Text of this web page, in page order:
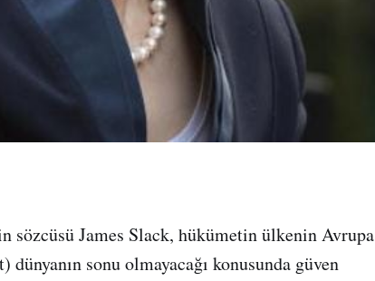
sözcüsü James Slack, hükümetin ülkenin Avrupa
sonu olmayacağı konusunda güven